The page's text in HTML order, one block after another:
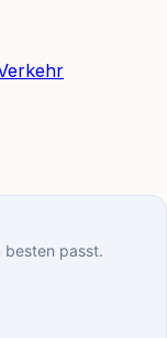
besten passt.